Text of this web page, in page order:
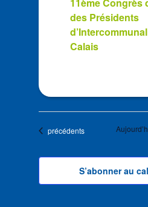
des Présidents
Calais
Évènements
précédents
S’abonner au